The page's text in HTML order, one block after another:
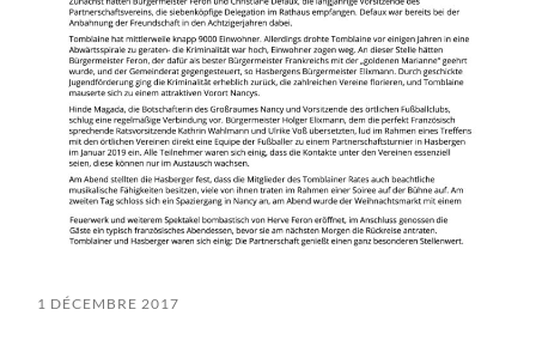
1 DÉCEMBRE 2017